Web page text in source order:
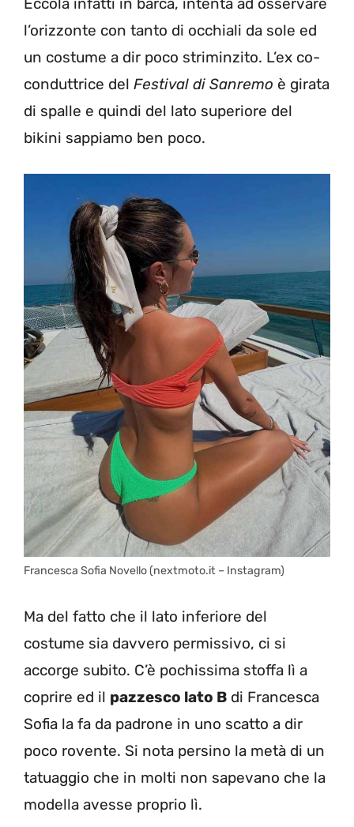
l’orizzonte con tanto di occhiali da sole ed
un costume a dir poco striminzito. L’ex co-
conduttrice del Festival di Sanremo è girata
di spalle e quindi del lato superiore del
bikini sappiamo ben poco.
Francesca Sofia Novello (nextmoto.it – Instagram)
Ma del fatto che il lato inferiore del
costume sia davvero permissivo, ci si
accorge subito. C’è pochissima stoffa lì a
coprire ed il pazzesco lato B di Francesca
Sofia la fa da padrone in uno scatto a dir
poco rovente. Si nota persino la metà di un
tatuaggio che in molti non sapevano che la
modella avesse proprio lì.